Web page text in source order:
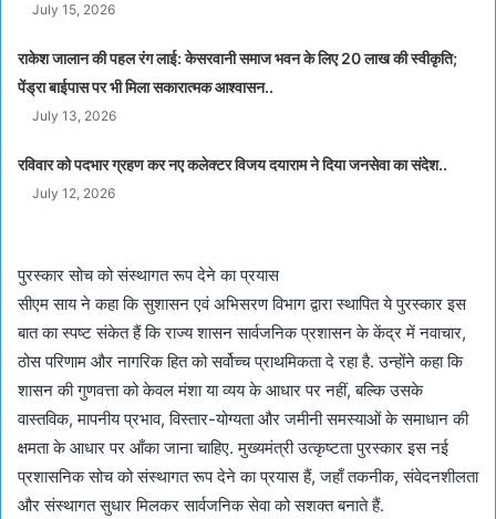
July 15, 2026
राकेश जालान की पहल रंग लाई: केसरवानी समाज भवन के लिए 20 लाख की स्वीकृति;
पेंड्रा बाईपास पर भी मिला सकारात्मक आश्वासन..
July 13, 2026
रविवार को पदभार ग्रहण कर नए कलेक्टर विजय दयाराम ने दिया जनसेवा का संदेश..
July 12, 2026
पुरस्कार सोच को संस्थागत रूप देने का प्रयास
सीएम साय ने कहा कि सुशासन एवं अभिसरण विभाग द्वारा स्थापित ये पुरस्कार इस
बात का स्पष्ट संकेत हैं कि राज्य शासन सार्वजनिक प्रशासन के केंद्र में नवाचार,
ठोस परिणाम और नागरिक हित को सर्वोच्च प्राथमिकता दे रहा है. उन्होंने कहा कि
शासन की गुणवत्ता को केवल मंशा या व्यय के आधार पर नहीं, बल्कि उसके
वास्तविक, मापनीय प्रभाव, विस्तार-योग्यता और जमीनी समस्याओं के समाधान की
क्षमता के आधार पर आँका जाना चाहिए. मुख्यमंत्री उत्कृष्टता पुरस्कार इस नई
प्रशासनिक सोच को संस्थागत रूप देने का प्रयास हैं, जहाँ तकनीक, संवेदनशीलता
और संस्थागत सुधार मिलकर सार्वजनिक सेवा को सशक्त बनाते हैं.